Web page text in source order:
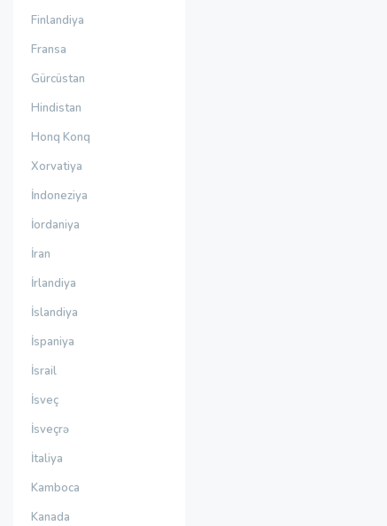
Finlandiya
Fransa
Gürcüstan
Hindistan
Honq Konq
Xorvatiya
İndoneziya
İordaniya
İran
İrlandiya
İslandiya
İspaniya
İsrail
İsveç
İsveçrə
İtaliya
Kamboca
Kanada